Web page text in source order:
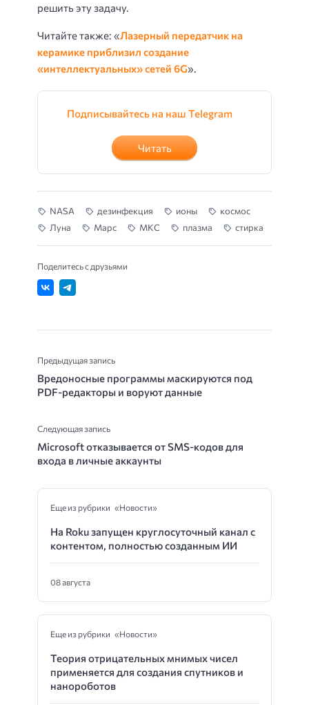
решить эту задачу.
Читайте также: «Лазерный передатчик на
керамике приблизил создание
«интеллектуальных» сетей 6G».
Подписывайтесь на наш Telegram
Читать
NASA дезинфекция ионы
космос
Луна
Марс МКС плазма стирка
Поделитесь с друзьями
Предыдущая запись
Вредоносные программы маскируются под
PDF-редакторы и воруют данные
Следующая запись
Microsoft отказывается от SMS-кодов для
входа в личные аккаунты
Еще из рубрики «Новости»
На Roku запущен круглосуточный канал с
контентом, полностью созданным ИИ
08 августа
Еще из рубрики «Новости»
Теория отрицательных мнимых чисел
применяется для создания спутников и
нанороботов